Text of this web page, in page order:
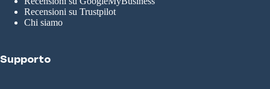
Recensioni su Trustpilot
Chi siamo
Supporto